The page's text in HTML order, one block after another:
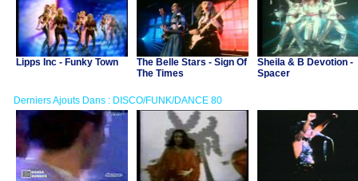
Lipps Inc - Funky Town
The Belle Stars - Sign Of
The Times
Sheila & B Devotion -
Spacer
Derniers Ajouts Dans : DISCO/FUNK/DANCE 80